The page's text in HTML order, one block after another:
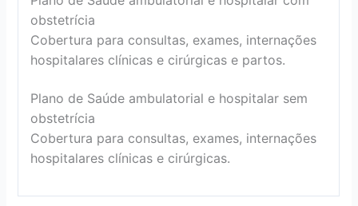
obstetrícia
Cobertura para consultas, exames, internações
hospitalares clínicas e cirúrgicas e partos.
Plano de Saúde ambulatorial e hospitalar sem
obstetrícia
Cobertura para consultas, exames, internações
hospitalares clínicas e cirúrgicas.